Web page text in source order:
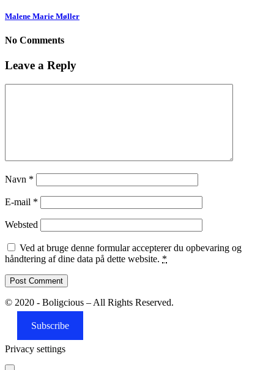
Malene Marie Møller
No Comments
Leave a Reply
Navn *
E-mail *
Websted
Ved at bruge denne formular accepterer du opbevaring og
håndtering af dine data på dette website. *
© 2020 - Boligcious – All Rights Reserved.
Subscribe
Privacy settings